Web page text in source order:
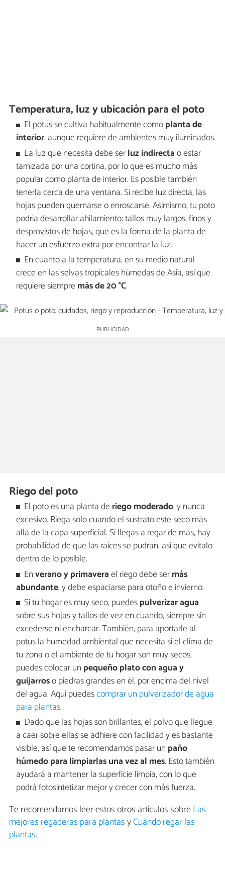
Temperatura, luz y ubicación para el poto
El potus se cultiva habitualmente comoplanta de
interior, aunque requiere de ambientes muy iluminados.
La luz que necesita debe serluz indirectao estar
tamizada por una cortina, por lo que es mucho más
popular como planta de interior. Es posible también
tenerla cerca de una ventana. Si recibe luz directa, las
hojas pueden quemarse o enroscarse. Asimismo, tu poto
podría desarrollar ahilamiento: tallos muy largos, finos y
desprovistos de hojas, que es la forma de la planta de
hacer un esfuerzo extra por encontrar la luz.
En cuanto a la temperatura, en su medio natural
crece en las selvas tropicales húmedas de Asia, así que
requiere siempre más de 20 °C.
Riego del poto
El poto es una planta de riego moderado, y nunca
excesivo. Riega solo cuando el sustrato esté seco más
allá de la capa superficial. Si llegas a regar de más, hay
probabilidad de que las raíces se pudran, así que evítalo
dentro de lo posible.
Enverano y primaverael riego debe sermás
abundante, y debe espaciarse para otoño e invierno.
Si tu hogar es muy seco, puedespulverizar agua
sobre sus hojas y tallos de vez en cuando, siempre sin
excederse ni encharcar. También, para aportarle al
potus la humedad ambiental que necesita si el clima de
tu zona o el ambiente de tu hogar son muy secos,
puedes colocar un pequeño plato con agua y
guijarroso piedras grandes en él, por encima del nivel
del agua. Aquí puedescomprar un pulverizador de agua
para plantas.
Dado que las hojas son brillantes, el polvo que llegue
a caer sobre ellas se adhiere con facilidad y es bastante
visible, así que te recomendamos pasar un paño
húmedo para limpiarlas una vez al mes. Esto también
ayudará a mantener la superficie limpia, con lo que
podrá fotosintetizar mejor y crecer con más fuerza.
Te recomendamos leer estos otros artículos sobreLas
mejores regaderas para plantasyCuándo regar las
plantas.